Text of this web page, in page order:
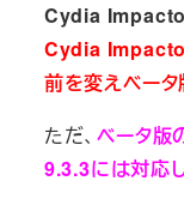
Cydia
Cydia
前を変えベー
ただ、ベータ
9.3.3には対応